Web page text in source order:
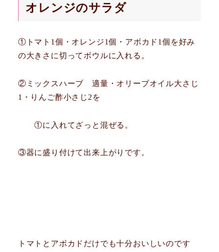
オレンジのサラダ
①トマト1個・オレンジ1個・アボカド1個を好み
の大きさに切ってボウルに入れる。
②ミックスハーブ 適量・オリーブオイル大さじ
1・りんご酢小さじ2を
①に入れてざっと混ぜる。
③器に盛り付けて出来上がりです。
トマトとアボカドだけでも十分おいしいのです